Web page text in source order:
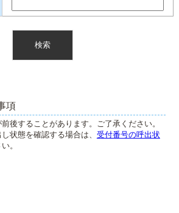
ー
項
後することがあります。ご了承ください。
状態を確認する場合は、 受付番号の呼出状
。